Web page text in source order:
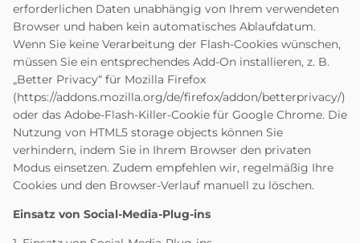
erforderlichen Daten unabhängig von Ihrem verwendeten
Browser und haben kein automatisches Ablaufdatum.
Wenn Sie keine Verarbeitung der Flash-Cookies wünschen,
müssen Sie ein entsprechendes Add-On installieren, z. B.
„Better Privacy“ für Mozilla Firefox
(https://addons.mozilla.org/de/firefox/addon/betterprivacy/)
oder das Adobe-Flash-Killer-Cookie für Google Chrome. Die
Nutzung von HTML5 storage objects können Sie
verhindern, indem Sie in Ihrem Browser den privaten
Modus einsetzen. Zudem empfehlen wir, regelmäßig Ihre
Cookies und den Browser-Verlauf manuell zu löschen.
Einsatz von Social-Media-Plug-ins